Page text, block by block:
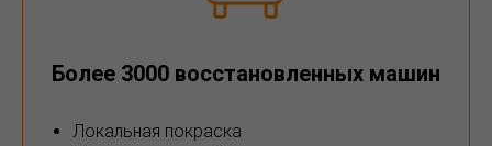
Более 3000 восстановленных машин
Локальная покраска